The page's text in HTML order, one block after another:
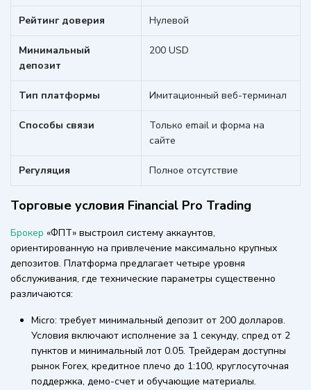
Рейтинг доверия Нулевой
Минимальный
депозит
200 USD
Тип платформы Имитационный веб-терминал
Способы связи
Только email и форма на
сайте
Регуляция Полное отсутствие
Торговые условия Financial Pro Trading
Брокер «ФПТ» выстроил систему аккаунтов,
ориентированную на привлечение максимально крупных
депозитов. Платформа предлагает четыре уровня
обслуживания, где технические параметры существенно
различаются:
Micro: требует минимальный депозит от 200 долларов.
Условия включают исполнение за 1 секунду, спред от 2
пунктов и минимальный лот 0.05. Трейдерам доступны
рынок Forex, кредитное плечо до 1:100, круглосуточная
поддержка, демо-счет и обучающие материалы.